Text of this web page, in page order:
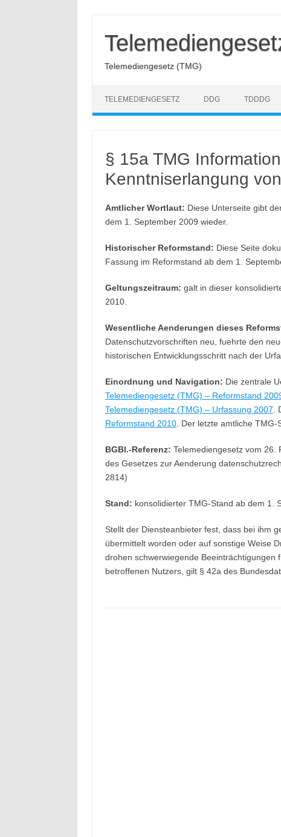
springen
Telemediengesetz (TMG)
TELEMEDIENGESETZ DDG TDDDG
§ 15a TMG
Kenntniserlangung
Amtlicher Wortlaut: Diese Unterseite gibt
dem 1. September 2009 wieder.
Historischer Reformstand: Diese Seite
Fassung im Reformstand ab dem 1.
Geltungszeitraum: galt in dieser
2010.
Wesentliche Aenderungen dieses
Datenschutzvorschriften neu, fuehrte den
historischen Entwicklungsschritt nach der
Einordnung und Navigation: Die zentrale
Telemediengesetz (TMG) – Reformstand
Telemediengesetz (TMG) – Urfassung 2007
Reformstand 2010. Der letzte amtliche TMG-
BGBl.-Referenz: Telemediengesetz vom 26.
des Gesetzes zur Aenderung
2814)
Stand: konsolidierter TMG-Stand ab dem 1.
Stellt der Diensteanbieter fest, dass bei ihm
übermittelt worden oder auf sonstige Weise
drohen schwerwiegende
betroffenen Nutzers, gilt § 42a des